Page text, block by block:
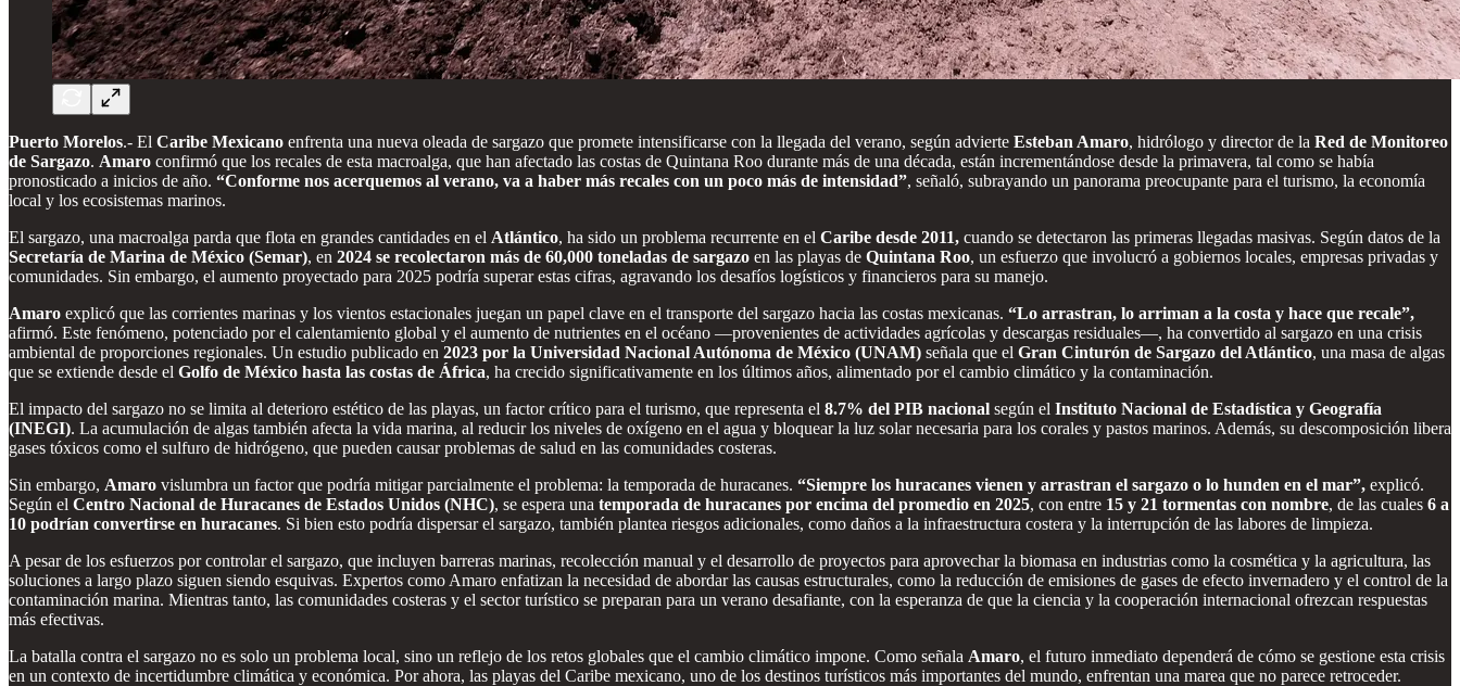
Puerto Morelos.- El Caribe Mexicano enfrenta una nueva oleada de sargazo que promete intensificarse con la llegada del verano, según advierte Esteban Amaro, hidrólogo y director de la Red de Monitoreo
de Sargazo. Amaro confirmó que los recales de esta macroalga, que han afectado las costas de Quintana Roo durante más de una década, están incrementándose desde la primavera, tal como se había
pronosticado a inicios de año. “Conforme nos acerquemos al verano, va a haber más recales con un poco más de intensidad”, señaló, subrayando un panorama preocupante para el turismo, la economía
local y los ecosistemas marinos.
El sargazo, una macroalga parda que flota en grandes cantidades en el Atlántico, ha sido un problema recurrente en el Caribe desde 2011, cuando se detectaron las primeras llegadas masivas. Según datos de la
Secretaría de Marina de México (Semar), en 2024 se recolectaron más de 60,000 toneladas de sargazo en las playas de Quintana Roo, un esfuerzo que involucró a gobiernos locales, empresas privadas y
comunidades. Sin embargo, el aumento proyectado para 2025 podría superar estas cifras, agravando los desafíos logísticos y financieros para su manejo.
Amaro explicó que las corrientes marinas y los vientos estacionales juegan un papel clave en el transporte del sargazo hacia las costas mexicanas. “Lo arrastran, lo arriman a la costa y hace que recale”,
afirmó. Este fenómeno, potenciado por el calentamiento global y el aumento de nutrientes en el océano —provenientes de actividades agrícolas y descargas residuales—, ha convertido al sargazo en una crisis
ambiental de proporciones regionales. Un estudio publicado en 2023 por la Universidad Nacional Autónoma de México (UNAM) señala que el Gran Cinturón de Sargazo del Atlántico, una masa de algas
que se extiende desde el Golfo de México hasta las costas de África, ha crecido significativamente en los últimos años, alimentado por el cambio climático y la contaminación.
El impacto del sargazo no se limita al deterioro estético de las playas, un factor crítico para el turismo, que representa el 8.7% del PIB nacional según el Instituto Nacional de Estadística y Geografía
(INEGI). La acumulación de algas también afecta la vida marina, al reducir los niveles de oxígeno en el agua y bloquear la luz solar necesaria para los corales y pastos marinos. Además, su descomposición libera
gases tóxicos como el sulfuro de hidrógeno, que pueden causar problemas de salud en las comunidades costeras.
Sin embargo, Amaro vislumbra un factor que podría mitigar parcialmente el problema: la temporada de huracanes. “Siempre los huracanes vienen y arrastran el sargazo o lo hunden en el mar”, explicó.
Según el Centro Nacional de Huracanes de Estados Unidos (NHC), se espera una temporada de huracanes por encima del promedio en 2025, con entre 15 y 21 tormentas con nombre, de las cuales 6 a
10 podrían convertirse en huracanes. Si bien esto podría dispersar el sargazo, también plantea riesgos adicionales, como daños a la infraestructura costera y la interrupción de las labores de limpieza.
A pesar de los esfuerzos por controlar el sargazo, que incluyen barreras marinas, recolección manual y el desarrollo de proyectos para aprovechar la biomasa en industrias como la cosmética y la agricultura, las
soluciones a largo plazo siguen siendo esquivas. Expertos como Amaro enfatizan la necesidad de abordar las causas estructurales, como la reducción de emisiones de gases de efecto invernadero y el control de la
contaminación marina. Mientras tanto, las comunidades costeras y el sector turístico se preparan para un verano desafiante, con la esperanza de que la ciencia y la cooperación internacional ofrezcan respuestas
más efectivas.
La batalla contra el sargazo no es solo un problema local, sino un reflejo de los retos globales que el cambio climático impone. Como señala Amaro, el futuro inmediato dependerá de cómo se gestione esta crisis
en un contexto de incertidumbre climática y económica. Por ahora, las playas del Caribe mexicano, uno de los destinos turísticos más importantes del mundo, enfrentan una marea que no parece retroceder.